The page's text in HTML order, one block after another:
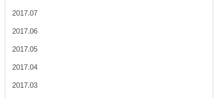
2017.07
2017.06
2017.05
2017.04
2017.03